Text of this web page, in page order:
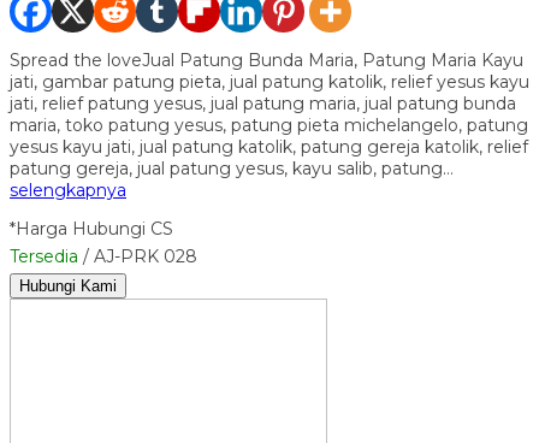
Spread the loveJual Patung Bunda Maria, Patung Maria Kayu
jati, gambar patung pieta, jual patung katolik, relief yesus kayu
jati, relief patung yesus, jual patung maria, jual patung bunda
maria, toko patung yesus, patung pieta michelangelo, patung
yesus kayu jati, jual patung katolik, patung gereja katolik, relief
patung gereja, jual patung yesus, kayu salib, patung…
selengkapnya
*Harga Hubungi CS
Tersedia / AJ-PRK 028
Hubungi Kami